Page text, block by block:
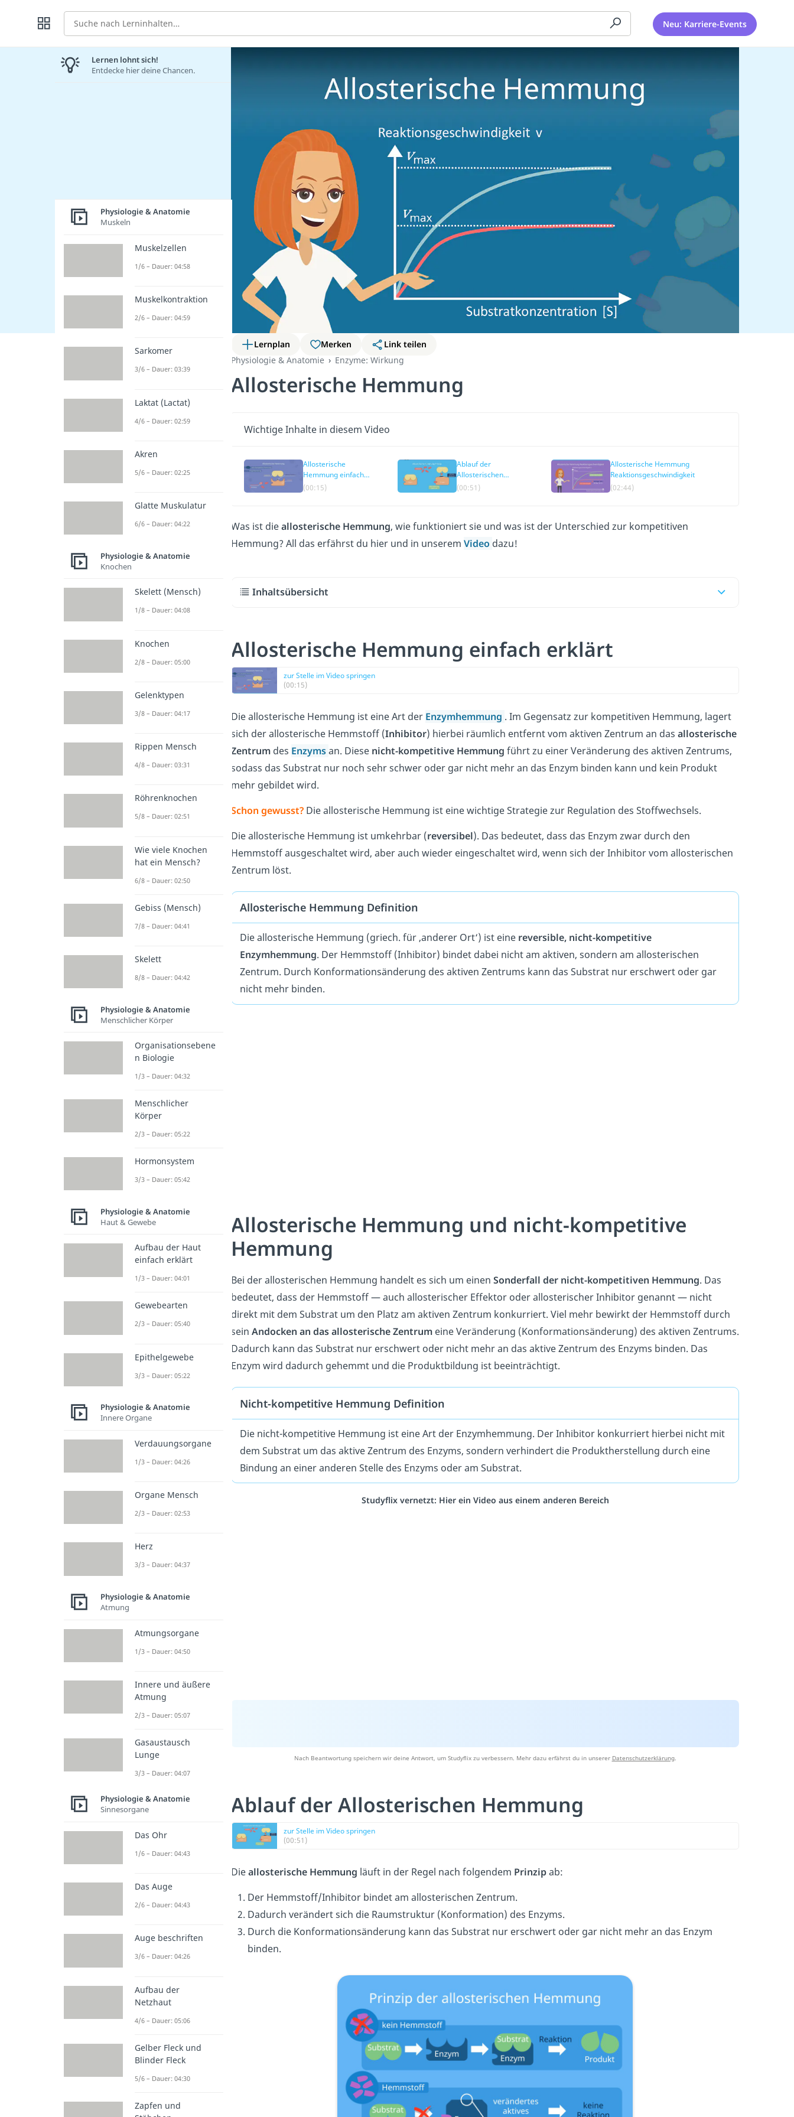
Suche Neu: Karriere-Events
Lernplan Merken
Link teilen
Physiologie & Anatomie
Enzyme: Wirkung
Allosterische Hemmung
Wichtige Inhalte in diesem Video
Allosterische
Hemmung einfach
erklärt
(00:15)
Ablauf der
Allosterischen
Hemmung
(00:51)
Allosterische Hemmung
Reaktionsgeschwindigkeit
(02:44)
Was ist dieallosterische Hemmung, wie funktioniert sie und was ist der Unterschied zur kompetitiven
Hemmung? All das erfährst du hier und in unserem Video dazu!
Inhaltsübersicht
Allosterische Hemmung einfach erklärt
zur Stelle im Video springen
(00:15)
Die allosterische Hemmung ist eine Art der Enzymhemmung . Im Gegensatz zur kompetitiven Hemmung, lagert
sich der allosterische Hemmstoff (Inhibitor) hierbei räumlich entfernt vom aktiven Zentrum an das allosterische
Zentrum des Enzymsan. Diese nicht-kompetitive Hemmung führt zu einer Veränderung des aktiven Zentrums,
sodass das Substrat nur noch sehr schwer oder gar nicht mehr an das Enzym binden kann und kein Produkt
mehr gebildet wird.
Schon gewusst? Die allosterische Hemmung ist eine wichtige Strategie zur Regulation des Stoffwechsels.
Die allosterische Hemmung ist umkehrbar (reversibel). Das bedeutet, dass das Enzym zwar durch den
Hemmstoff ausgeschaltet wird, aber auch wieder eingeschaltet wird, wenn sich der Inhibitor vom allosterischen
Zentrum löst.
Allosterische Hemmung Definition
Die allosterische Hemmung (griech. für ‚anderer Ort‘) ist eine reversible, nicht-kompetitive
Enzymhemmung. Der Hemmstoff (Inhibitor) bindet dabei nicht am aktiven, sondern am allosterischen
Zentrum. Durch Konformationsänderung des aktiven Zentrums kann das Substrat nur erschwert oder gar
nicht mehr binden.
Allosterische Hemmung und nicht-kompetitive
Hemmung
Bei der allosterischen Hemmung handelt es sich um einen Sonderfall der nicht-kompetitiven Hemmung. Das
bedeutet, dass der Hemmstoff — auch allosterischer Effektor oder allosterischer Inhibitor genannt — nicht
direkt mit dem Substrat um den Platz am aktiven Zentrum konkurriert. Viel mehr bewirkt der Hemmstoff durch
sein Andocken an das allosterische Zentrum eine Veränderung (Konformationsänderung) des aktiven Zentrums.
Dadurch kann das Substrat nur erschwert oder nicht mehr an das aktive Zentrum des Enzyms binden. Das
Enzym wird dadurch gehemmt und die Produktbildung ist beeinträchtigt.
Nicht-kompetitive Hemmung Definition
Die nicht-kompetitive Hemmung ist eine Art der Enzymhemmung. Der Inhibitor konkurriert hierbei nicht mit
dem Substrat um das aktive Zentrum des Enzyms, sondern verhindert die Produktherstellung durch eine
Bindung an einer anderen Stelle des Enzyms oder am Substrat.
Studyflix vernetzt: Hier ein Video aus einem anderen Bereich
Nach Beantwortung speichern wir deine Antwort, um Studyflix zu verbessern. Mehr dazu erfährst du in unserer Datenschutzerklärung.
Ablauf der Allosterischen Hemmung
zur Stelle im Video springen
(00:51)
Dieallosterische Hemmung läuft in der Regel nach folgendem Prinzipab:
Der Hemmstoff/Inhibitor bindet am allosterischen Zentrum.
Dadurch verändert sich die Raumstruktur (Konformation) des Enzyms.
Durch die Konformationsänderung kann das Substrat nur erschwert oder gar nicht mehr an das Enzym
binden.
Lernen lohnt sich!
Entdecke hier deine Chancen.
Physiologie & Anatomie
Muskeln
Muskelzellen
1/6 – Dauer: 04:58
Muskelkontraktion
2/6 – Dauer: 04:59
Sarkomer
3/6 – Dauer: 03:39
Laktat (Lactat)
4/6 – Dauer: 02:59
Akren
5/6 – Dauer: 02:25
Glatte Muskulatur
6/6 – Dauer: 04:22
Physiologie & Anatomie
Knochen
Skelett (Mensch)
1/8 – Dauer: 04:08
Knochen
2/8 – Dauer: 05:00
Gelenktypen
3/8 – Dauer: 04:17
Rippen Mensch
4/8 – Dauer: 03:31
Röhrenknochen
5/8 – Dauer: 02:51
Wie viele Knochen
hat ein Mensch?
6/8 – Dauer: 02:50
Gebiss (Mensch)
7/8 – Dauer: 04:41
Skelett
8/8 – Dauer: 04:42
Physiologie & Anatomie
Menschlicher Körper
Organisationsebene
n Biologie
1/3 – Dauer: 04:32
Menschlicher
Körper
2/3 – Dauer: 05:22
Hormonsystem
3/3 – Dauer: 05:42
Physiologie & Anatomie
Haut & Gewebe
Aufbau der Haut
einfach erklärt
1/3 – Dauer: 04:01
Gewebearten
2/3 – Dauer: 05:40
Epithelgewebe
3/3 – Dauer: 05:22
Physiologie & Anatomie
Innere Organe
Verdauungsorgane
1/3 – Dauer: 04:26
Organe Mensch
2/3 – Dauer: 02:53
Herz
3/3 – Dauer: 04:37
Physiologie & Anatomie
Atmung
Atmungsorgane
1/3 – Dauer: 04:50
Innere und äußere
Atmung
2/3 – Dauer: 05:07
Gasaustausch
Lunge
3/3 – Dauer: 04:07
Physiologie & Anatomie
Sinnesorgane
Das Ohr
1/6 – Dauer: 04:43
Das Auge
2/6 – Dauer: 04:43
Auge beschriften
3/6 – Dauer: 04:26
Aufbau der
Netzhaut
4/6 – Dauer: 05:06
Gelber Fleck und
Blinder Fleck
5/6 – Dauer: 04:30
Zapfen und